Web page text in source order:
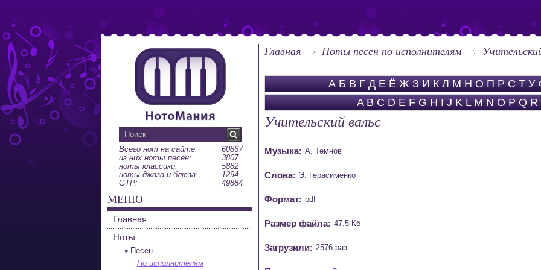
Главная Ноты песен по исполнителям
А Б В Г Д Е Ё Ж З И К Л М Н О П Р С Т У
A B C D E F G H I J K L M N O P Q R
Учительский вальс
Музыка: А. Темнов
Слова: Э. Герасименко
Формат: pdf
Размер файла: 47.5 Кб
Загрузили: 2576 раз
Всего нот на сайте:
60867
из них ноты песен:
3807
ноты классики:
5882
ноты джаза и блюза:
1294
GTP:
49884
МЕНЮ
Главная
Ноты
Песен
По исполнителям